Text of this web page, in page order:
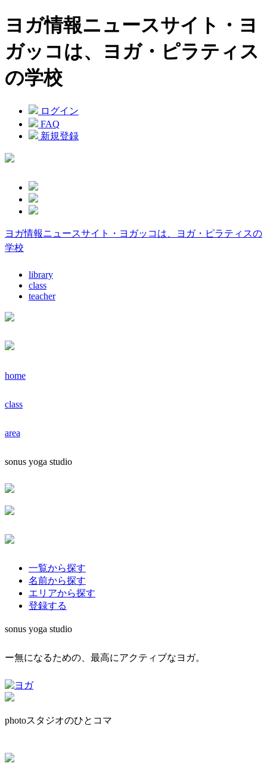
ヨガ情報ニュースサイト・ヨ
ガッコは、ヨガ・ピラティス
の学校
ログイン
FAQ
新規登録
ヨガ情報ニュースサイト・ヨガッコは、ヨガ・ピラティスの
学校
library
class
teacher
home
class
area
sonus yoga studio
一覧から探す
名前から探す
エリアから探す
登録する
sonus yoga studio
ー無になるための、最高にアクティブなヨガ。
photoスタジオのひとコマ